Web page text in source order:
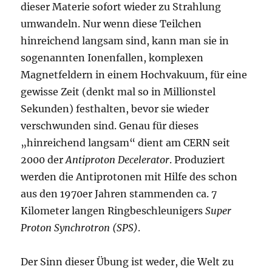
dieser Materie sofort wieder zu Strahlung
umwandeln. Nur wenn diese Teilchen
hinreichend langsam sind, kann man sie in
sogenannten Ionenfallen, komplexen
Magnetfeldern in einem Hochvakuum, für eine
gewisse Zeit (denkt mal so in Millionstel
Sekunden) festhalten, bevor sie wieder
verschwunden sind. Genau für dieses
„hinreichend langsam“ dient am CERN seit
2000 derAntiproton Decelerator. Produziert
werden die Antiprotonen mit Hilfe des schon
aus den 1970er Jahren stammenden ca. 7
Kilometer langen RingbeschleunigersSuper
Proton Synchrotron (SPS).
Der Sinn dieser Übung ist weder, die Welt zu